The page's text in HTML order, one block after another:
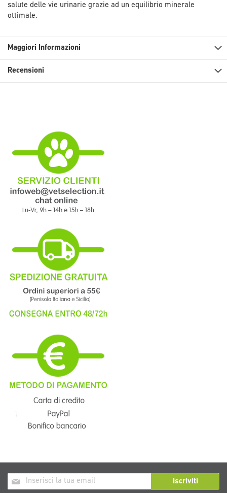
salute delle vie urinarie grazie ad un equilibrio minerale
ottimale.
Maggiori Informazioni
Recensioni
Iscriviti
alla
Iscriviti